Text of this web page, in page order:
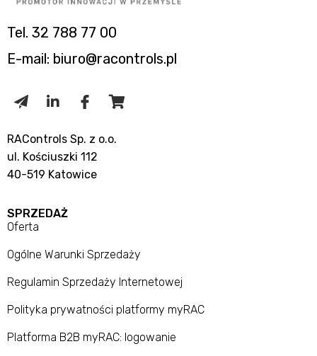
Tel. 32 788 77 00
E-mail: biuro@racontrols.pl
RAControls Sp. z o.o.
ul. Kościuszki 112
40-519 Katowice
SPRZEDAŻ
Oferta
Ogólne Warunki Sprzedaży
Regulamin Sprzedaży Internetowej
Polityka prywatności platformy myRAC
Platforma B2B myRAC: logowanie